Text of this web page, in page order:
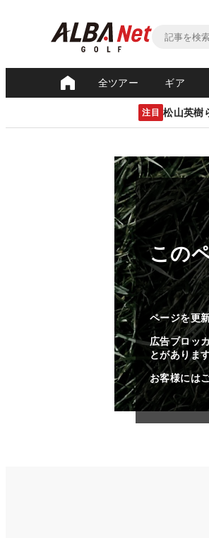
全ツアー ギア
注目 松山英樹
この
ページを更
広告ブロッ
とがあります
お客様には